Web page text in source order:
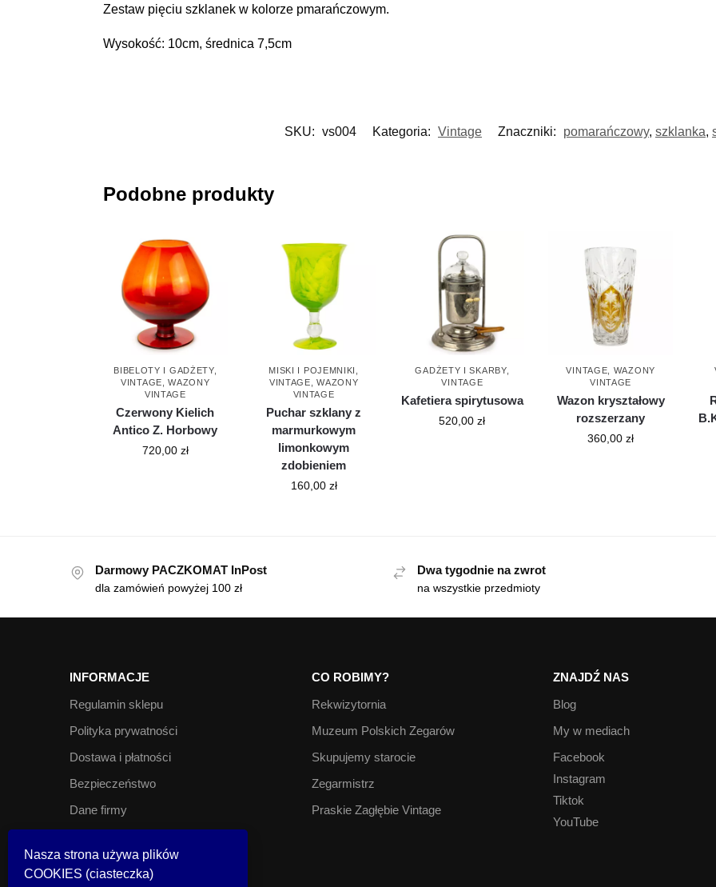
Zestaw pięciu szklanek w kolorze pmarańczowym.
Wysokość: 10cm, średnica 7,5cm
SKU: vs004 Kategoria: Vintage Znaczniki: pomarańczowy, szklanka,
Podobne produkty
BIBELOTY I GADŻETY,
VINTAGE ,WAZONY
VINTAGE
Czerwony Kielich
Antico Z. Horbowy
720,00 zł
MISKI I POJEMNIKI
VINTAGE ,WAZONY
VINTAGE
Puchar szklany z
marmurkowym
limonkowym
zdobieniem
160,00 zł
GADŻETY I SKARBY,
VINTAGE
Kafetiera spirytusowa
520,00zł
VINTAGE
WAZONY
VINTAGE
Wazon kryształowy
rozszerzany
360,00zł
Darmowy PACZKOMAT InPost
dla zamówień powyżej 100 zł
Dwa tygodnie na zwrot
na wszystkie przedmioty
INFORMACJE
Regulamin sklepu
Polityka prywatności
Dostawa i płatności
Bezpieczeństwo
Dane firmy
CO ROBIMY?
Rekwizytornia
Muzeum Polskich Zegarów
Skupujemy starocie
Zegarmistrz
Praskie Zagłębie Vintage
ZNAJDŹ NAS
Blog
My w mediach
Facebook
Instagram
Tiktok
YouTube
Nasza strona używa plików
COOKIES (ciasteczka)